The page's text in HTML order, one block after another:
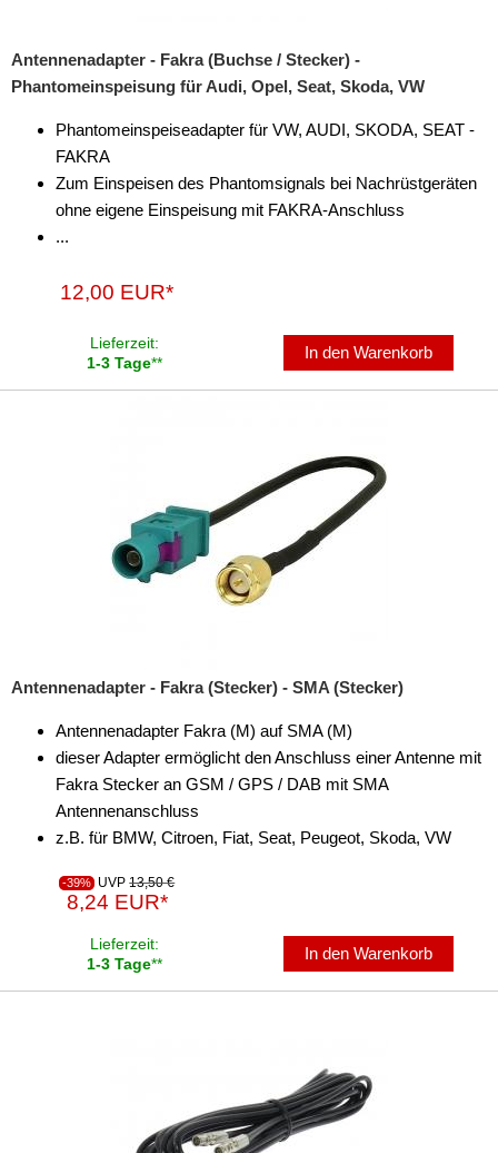
Parkscheiben
Radioadapter
Radioeinbausets
SD-Adapter
Stromversorgung
Subwoofer-Zubehör
Vorverstärkeradapter
Wechsler-Zubehör
Antennenadapter - Fakra (Buchse / Stecker) -
Phantomeinspeisung für Audi, Opel, Seat, Skoda, VW
Phantomeinspeiseadapter für VW, AUDI, SKODA, SEAT -
FAKRA
Zum Einspeisen des Phantomsignals bei Nachrüstgeräten
ohne eigene Einspeisung mit FAKRA-Anschluss
...
12,00 EUR*
Lieferzeit:
1-3 Tage**
In den Warenkorb
Antennenadapter - Fakra (Stecker) - SMA (Stecker)
Antennenadapter Fakra (M) auf SMA (M)
dieser Adapter ermöglicht den Anschluss einer Antenne mit
Fakra Stecker an GSM / GPS / DAB mit SMA
Antennenanschluss
z.B. für BMW, Citroen, Fiat, Seat, Peugeot, Skoda, VW
-39% UVP 13,50 €
8,24 EUR*
Lieferzeit:
1-3 Tage**
In den Warenkorb